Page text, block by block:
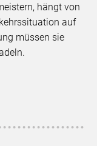
hängt von
auf
müssen sie